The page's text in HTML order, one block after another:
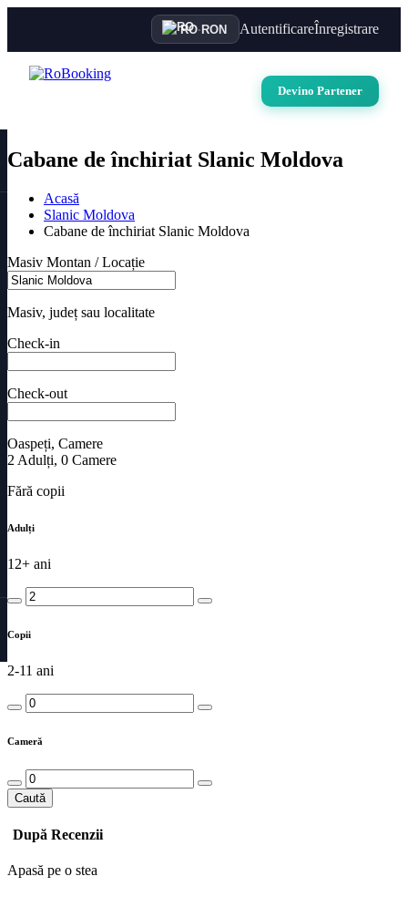
RO·RON AutentificareÎnregistrare
Devino Partener
Cabane de închiriat Slanic Moldova
Acasă
Slanic Moldova
Cabane de închiriat Slanic Moldova
Masiv Montan / Locație
Masiv, județ sau localitate
Check-in
Check-out
Oaspeți, Camere
2 Adulți, 0 Camere
Fără copii
Adulți
12+ ani
Copii
2-11 ani
Cameră
Caută
După Recenzii
Apasă pe o stea